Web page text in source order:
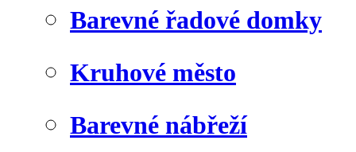
Barevné řadové domky
Kruhové město
Barevné nábřeží